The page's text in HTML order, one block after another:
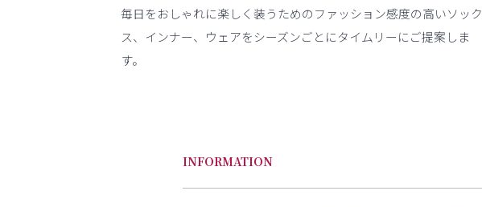
毎日をおしゃれに楽しく装うためのファッション感度の高いソック
ス、インナー、ウェアをシーズンごとにタイムリーにご提案しま
す。
INFORMATION